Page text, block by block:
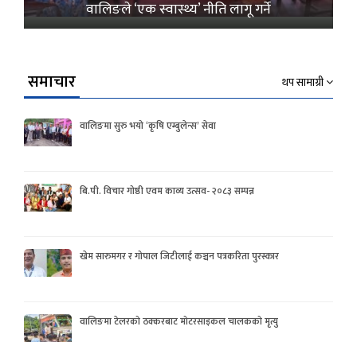
वालिङले ‘एक स्वास्थ्य’ नीति लागू गर्ने
समाचार थप सामाग्री
वालिङमा सुरु भयो ‘कृषि एम्बुलेन्स’ सेवा
बि.पी. विचार गोष्ठी एवम काव्य उत्सव- २०८३ सम्पन्न
खेम सारुमगर र गोपाल जिटीलाई कञ्चन पत्रकरिता पुरस्कार
वालिङमा टेलरको ठक्करबाट मोटरसाइकल चालकको मृत्यु